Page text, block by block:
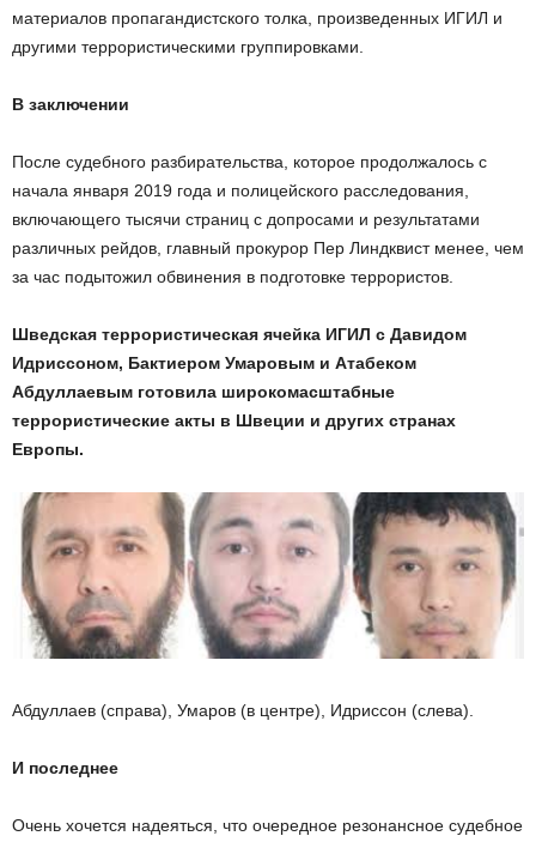
материалов пропагандистского толка, произведенных ИГИЛ и
другими террористическими группировками.
В заключении
После судебного разбирательства, которое продолжалось с
начала января 2019 года и полицейского расследования,
включающего тысячи страниц с допросами и результатами
различных рейдов, главный прокурор Пер Линдквист менее, чем
за час подытожил обвинения в подготовке террористов.
Шведская террористическая ячейка ИГИЛ с Давидом
Идриссоном, Бактиером Умаровым и Атабеком
Абдуллаевым готовила широкомасштабные
террористические акты в Швеции и других странах
Европы.
Абдуллаев (справа), Умаров (в центре), Идриссон (слева).
И последнее
Очень хочется надеяться, что очередное резонансное судебное